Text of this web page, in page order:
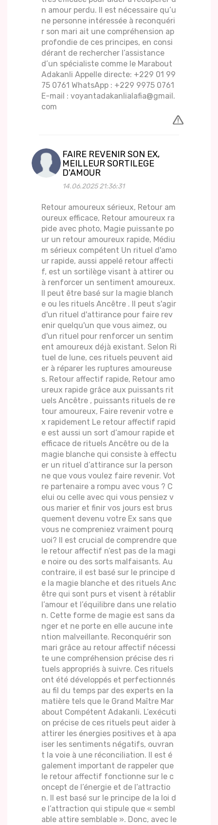
n amour perdu. Il est nécessaire qu’u
ne personne intéressée à reconquéri
r son mari ait une compréhension ap
profondie de ces principes, en consi
dérant de rechercher l’assistance
d’un spécialiste comme le Marabout
Adakanli Appelle directe: +229 01 99
75 0761 WhatsApp : +229 9975 0761
E-mail : voyantadakanlialafia@gmail.
com
FAIRE REVENIR SON EX,
MEILLEUR SORTILEGE
D'AMOUR
14.06.2025 21:36:31
Retour amoureux sérieux, Retour am
oureux efficace, Retour amoureux ra
pide avec photo, Magie puissante po
ur un retour amoureux rapide, Médiu
m sérieux compétent Un rituel d'amo
ur rapide, aussi appelé retour affecti
f, est un sortilège visant à attirer ou
à renforcer un sentiment amoureux.
Il peut être basé sur la magie blanch
e ou les rituels Ancêtre . Il peut s'agir
d'un rituel d'attirance pour faire rev
enir quelqu'un que vous aimez, ou
d'un rituel pour renforcer un sentim
ent amoureux déjà existant. Selon Ri
tuel de lune, ces rituels peuvent aid
er à réparer les ruptures amoureuse
s. Retour affectif rapide, Retour amo
ureux rapide grâce aux puissants rit
uels Ancêtre , puissants rituels de re
tour amoureux, Faire revenir votre e
x rapidement Le retour affectif rapid
e est aussi un sort d’amour rapide et
efficace de rituels Ancêtre ou de la
magie blanche qui consiste à effectu
er un rituel d’attirance sur la person
ne que vous voulez faire revenir. Vot
re partenaire a rompu avec vous ? C
elui ou celle avec qui vous pensiez v
ous marier et finir vos jours est brus
quement devenu votre Ex sans que
vous ne compreniez vraiment pourq
uoi? Il est crucial de comprendre que
le retour affectif n’est pas de la magi
e noire ou des sorts malfaisants. Au
contraire, il est basé sur le principe d
e la magie blanche et des rituels Anc
être qui sont purs et visent à rétablir
l’amour et l’équilibre dans une relatio
n. Cette forme de magie est sans da
nger et ne porte en elle aucune inte
ntion malveillante. Reconquérir son
mari grâce au retour affectif nécessi
te une compréhension précise des ri
tuels appropriés à suivre. Ces rituels
ont été développés et perfectionnés
au fil du temps par des experts en la
matière tels que le Grand Maître Mar
about Compétent Adakanli. L’exécuti
on précise de ces rituels peut aider à
attirer les énergies positives et à apa
iser les sentiments négatifs, ouvran
t la voie à une réconciliation. Il est é
galement important de rappeler que
le retour affectif fonctionne sur le c
oncept de l’énergie et de l’attractio
n. Il est basé sur le principe de la loi d
e l’attraction qui stipule que « sembl
able attire semblable ». Donc, avec le